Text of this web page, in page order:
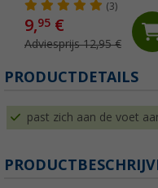
schoenen (3)
9,95 €
Adviesprijs 12,95 €
PRODUCTDETAILS
past zich aan de voet